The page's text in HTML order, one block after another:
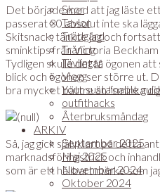
Skor
Tavlor
Trädgård
Träning
Tävlingar
Vlogg
Your sustainable
outfithacks
Återbruksmåndag
ARKIV
September 2025
Maj 2025
November 2024
Oktober 2024
Det började med att jag läste
passerat 30 absolut inte ska
Skitsnack, tänkte jag och
sminktips från Victoria
Tydligen skulle det få ögonen
blick och ögonen ser större ut.
bra mycket bättre än "sminka
Så, jag gick självklart på detta
marknadsföringstrick och
som är ett hållbart märke som